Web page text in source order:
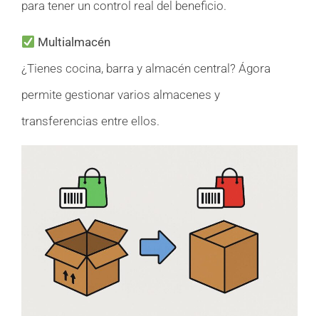
para tener un control real del beneficio.
Multialmacén
¿Tienes cocina, barra y almacén central? Ágora
permite gestionar varios almacenes y
transferencias entre ellos.